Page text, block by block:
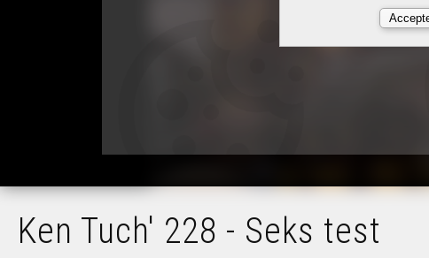
Ken Tuch' 228 - Seks test